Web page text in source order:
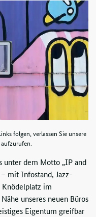
folgen, verlassen Sie unsere
unter dem Motto „IP and
mit Infostand, Jazz-
im
unseres neuen Büros
Eigentum greifbar